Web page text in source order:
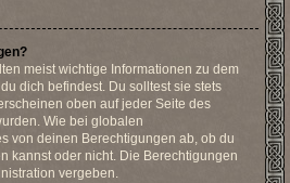
meist wichtige Informationen zu dem
dich befindest. Du solltest sie stets
oben auf jeder Seite des
Wie bei globalen
von deinen Berechtigungen ab, ob du
kannst oder nicht. Die Berechtigungen
vergeben.